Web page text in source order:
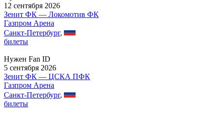
12 сентября 2026
Зенит ФК — Локомотив ФК
Газпром Арена
Санкт-Петербург,
билеты
Нужен Fan ID
5 сентября 2026
Зенит ФК — ЦСКА ПФК
Газпром Арена
Санкт-Петербург,
билеты